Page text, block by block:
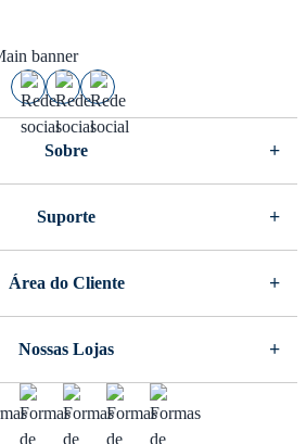
Sobre
Suporte
Área do Cliente
Nossas Lojas